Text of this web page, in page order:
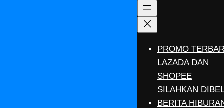
PROMO
LAZADA DAN
SHOPEE
SILAHKAN
BERITA